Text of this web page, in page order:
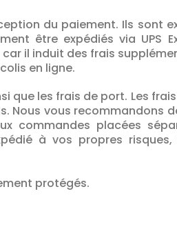
du paiement. Ils sont
être expédiés via UPS
il induit des frais
en ligne.
que les frais de port. Les
Nous vous recommandons
commandes placées
à vos propres
protégés.